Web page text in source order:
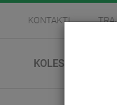
KONTAKTI
KOLESARSTVO